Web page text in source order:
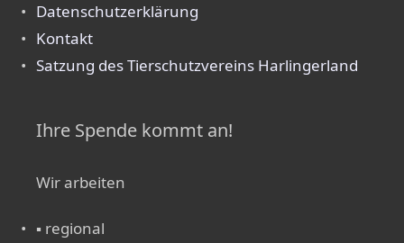
Datenschutzerklärung
Kontakt
Satzung des Tierschutzvereins Harlingerland
Ihre Spende kommt an!
Wir arbeiten
▪ regional